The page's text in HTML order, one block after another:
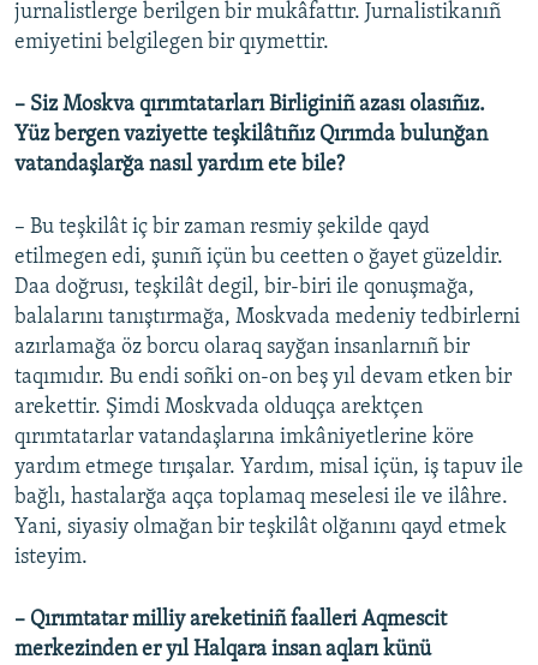
jurnalistlerge berilgen bir mukâfattır. Jurnalistikanıñ
emiyetini belgilegen bir qıymettir.
– Siz Moskva qırımtatarları Birliginiñ azası olasıñız.
Yüz bergen vaziyette teşkilâtıñız Qırımda bulunğan
vatandaşlarğa nasıl yardım ete bile?
– Bu teşkilât iç bir zaman resmiy şekilde qayd
etilmegen edi, şunıñ içün bu ceetten o ğayet güzeldir.
Daa doğrusı, teşkilât degil, bir-biri ile qonuşmağa,
balalarını tanıştırmağa, Moskvada medeniy tedbirlerni
azırlamağa öz borcu olaraq sayğan insanlarnıñ bir
taqımıdır. Bu endi soñki on-on beş yıl devam etken bir
arekettir. Şimdi Moskvada olduqça arektçen
qırımtatarlar vatandaşlarına imkâniyetlerine köre
yardım etmege tırışalar. Yardım, misal içün, iş tapuv ile
bağlı, hastalarğa aqça toplamaq meselesi ile ve ilâhre.
Yani, siyasiy olmağan bir teşkilât olğanını qayd etmek
isteyim.
– Qırımtatar milliy areketiniñ faalleri Aqmescit
merkezinden er yıl Halqara insan aqları künü